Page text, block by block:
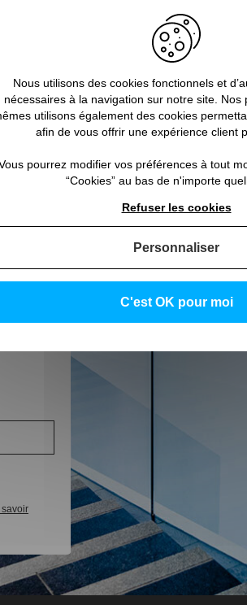
d’une meule pour verre permet également
en portant des vêtements de travail
sur le verre mais également dans
Nous utilisons des cookies fonctionnels et
nécessaires à la navigation sur notre site. Nos
utilisons également des cookies
afin de vous offrir une expérience client
pourrez modifier vos préférences à tout
“Cookies” au bas de n'importe
C'est OK pour moi
Refuser les cookies
Personnaliser